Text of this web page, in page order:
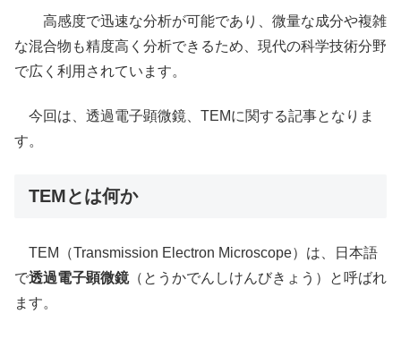
高感度で迅速な分析が可能であり、微量な成分や複雑
な混合物も精度高く分析できるため、現代の科学技術分野
で広く利用されています。
今回は、透過電子顕微鏡、TEMに関する記事となりま
す。
TEMとは何か
TEM（Transmission Electron Microscope）は、日本語
で透過電子顕微鏡（とうかでんしけんびきょう）と呼ばれ
ます。